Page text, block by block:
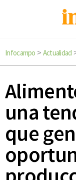
Infocampo > Actualidad
una
que